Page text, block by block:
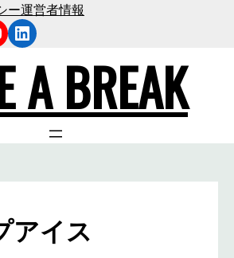
ー運営者情報
LinkedIn
A BREAK
アイス